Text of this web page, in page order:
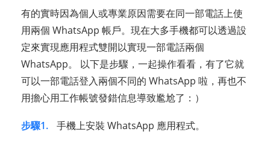
有的實時因為個人或專業原因需要在同一部電話上使
用兩個 WhatsApp 帳戶。現在大多手機都可以透過設
定來實現應用程式雙開以實現一部電話兩個
WhatsApp。 以下是步驟，一起操作看看，有了它就
可以一部電話登入兩個不同的 WhatsApp 啦，再也不
用擔心用工作帳號發錯信息導致尷尬了：）
步驟1. 手機上安裝 WhatsApp 應用程式。